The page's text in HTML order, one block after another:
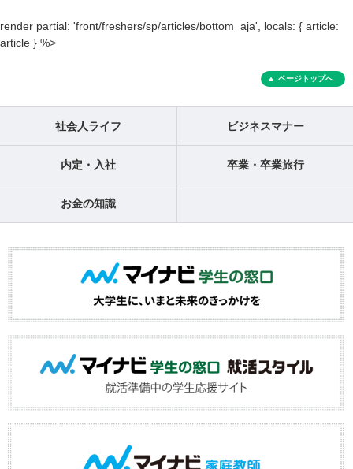
render partial: 'front/freshers/sp/articles/bottom_aja', locals: { article:
article } %>
ページトップへ
社会人ライフ ビジネスマナー
内定・入社 卒業・卒業旅行
お金の知識